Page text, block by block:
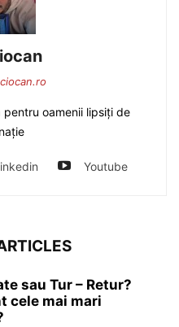
oamenii lipsiți de
Youtube
sau Tur – Retur?
cele mai mari